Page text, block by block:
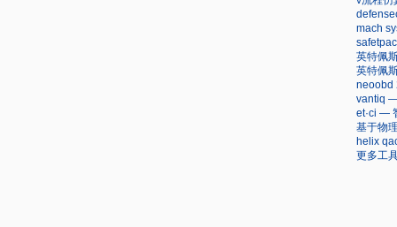
mach
英特佩
英特佩
neoobd
vantiq
et·ci —
基于物
helix
更多工